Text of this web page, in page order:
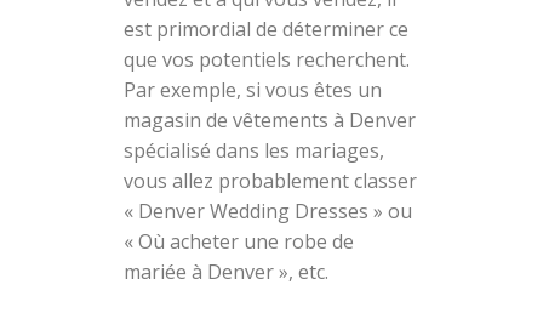
est primordial de déterminer ce
que vos potentiels recherchent.
Par exemple, si vous êtes un
magasin de vêtements à Denver
spécialisé dans les mariages,
vous allez probablement classer
« Denver Wedding Dresses » ou
« Où acheter une robe de
mariée à Denver », etc.